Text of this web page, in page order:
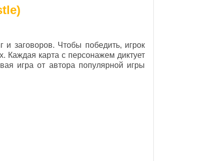
заговоров. Чтобы победить, игрок
Каждая карта с персонажем диктует
игра от автора популярной игры